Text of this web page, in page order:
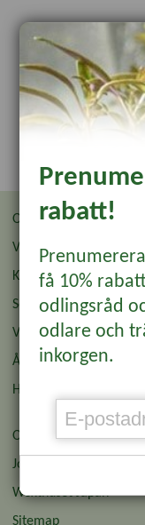
Om oss
Villkor
Kontakt & Butik
Sommarbutiken
Vanliga frågor
Ångra köp
Hållbarhet & Miljö
Om cookies och GDPR
Jobba hos oss
Wexthuset Japan
Sitemap
rabatt!
få 10%
odlingsråd
odlare och
inkorgen.